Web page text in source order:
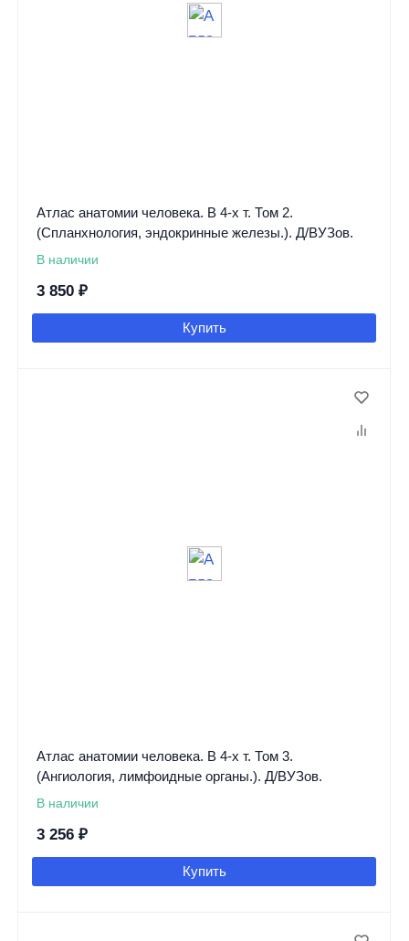
Атлас анатомии человека. В 4-х т. Том 2.
(Спланхнология, эндокринные железы.). Д/ВУЗов.
В наличии
3 850 ₽
Купить
Атлас анатомии человека. В 4-х т. Том 3.
(Ангиология, лимфоидные органы.). Д/ВУЗов.
В наличии
3 256 ₽
Купить